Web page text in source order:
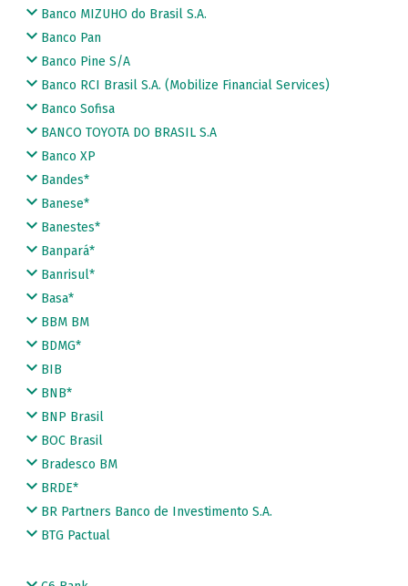
Banco MIZUHO do Brasil S.A.
Banco Pan
Banco Pine S/A
Banco RCI Brasil S.A. (Mobilize Financial Services)
Banco Sofisa
BANCO TOYOTA DO BRASIL S.A
Banco XP
Bandes*
Banese*
Banestes*
Banpará*
Banrisul*
Basa*
BBM BM
BDMG*
BIB
BNB*
BNP Brasil
BOC Brasil
Bradesco BM
BRDE*
BR Partners Banco de Investimento S.A.
BTG Pactual